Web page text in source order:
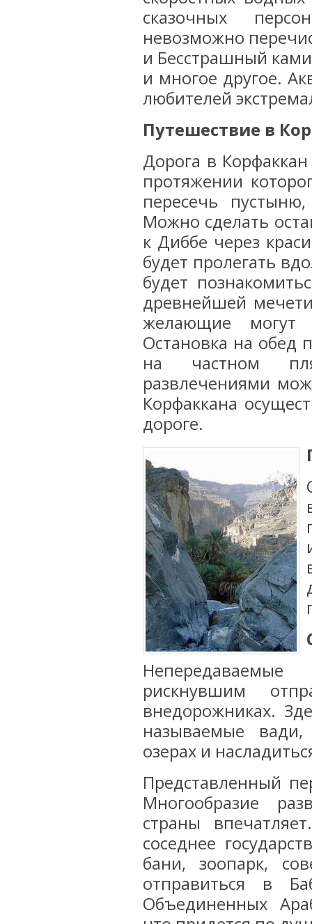
сказочных
невозможно
и Бесстрашный
и многое другое.
любителей
Путешествие в
Дорога в
протяжении
пересечь
Можно сделать
к Диббе через
будет пролегать
будет
древнейшей
желающие могут
Остановка на обед
на частном
развлечениями
Корфаккана
дороге.
рискнувшим
внедорожниках.
называемые вади,
озерах и
Представленный
Многообразие
страны
соседнее
бани, зоопарк,
отправиться в
Объединенных